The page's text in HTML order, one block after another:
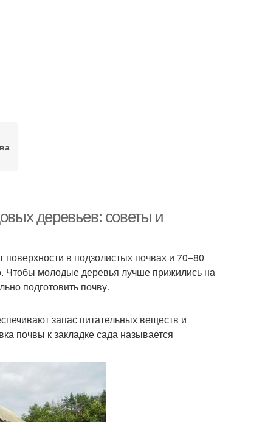
деревьев: советы и
в подзолистых почвах и 70–80
Чтобы молодые деревья лучше прижились на
подготовить почву.
запас питательных веществ и
почвы к закладке сада называется